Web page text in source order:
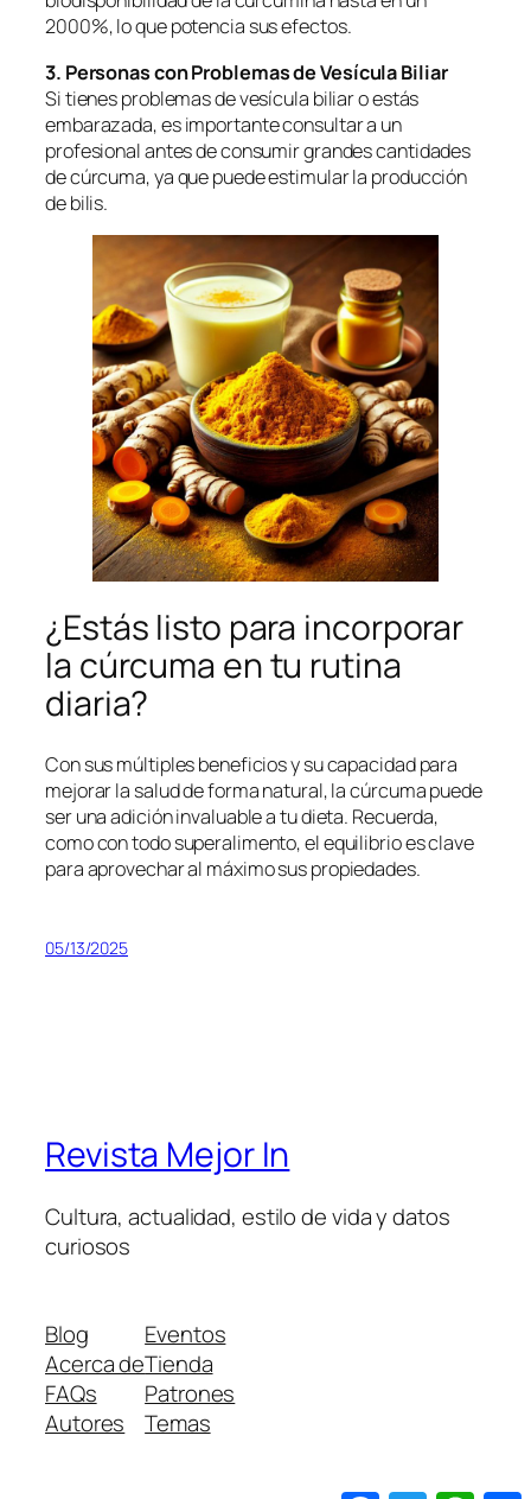
2000%, lo que potencia sus efectos.
3. Personas con Problemas de Vesícula Biliar
Si tienes problemas de vesícula biliar o estás
embarazada, es importante consultar a un
profesional antes de consumir grandes cantidades
de cúrcuma, ya que puede estimular la producción
de bilis.
¿Estás listo para incorporar
la cúrcuma en tu rutina
diaria?
Con sus múltiples beneficios y su capacidad para
mejorar la salud de forma natural, la cúrcuma puede
ser una adición invaluable a tu dieta. Recuerda,
como con todo superalimento, el equilibrio es clave
para aprovechar al máximo sus propiedades.
05/13/2025
Revista Mejor In
Cultura, actualidad, estilo de vida y datos
curiosos
Blog
Acerca de
FAQs
Autores
Eventos
Tienda
Patrones
Temas